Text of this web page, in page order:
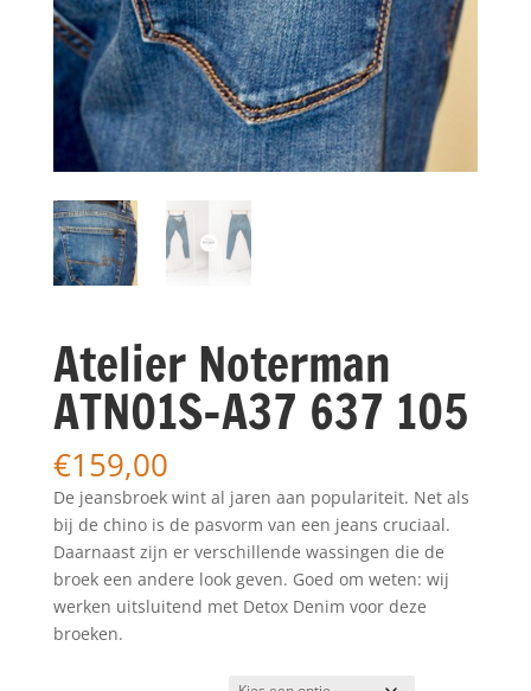
Atelier Noterman
ATN01S-A37 637 105
€159,00
De jeansbroek wint al jaren aan populariteit. Net als
bij de chino is de pasvorm van een jeans cruciaal.
Daarnaast zijn er verschillende wassingen die de
broek een andere look geven. Goed om weten: wij
werken uitsluitend met Detox Denim voor deze
broeken.